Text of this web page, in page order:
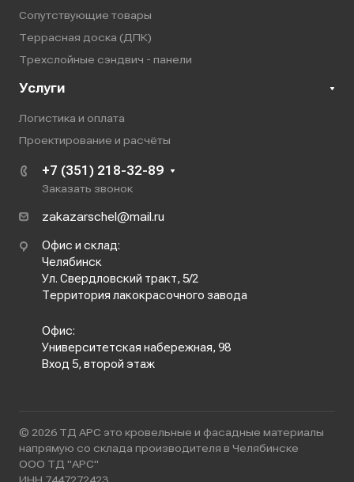
Сопутствующие товары
Террасная доска (ДПК)
Трехслойные сэндвич - панели
Услуги
Логистика и оплата
Проектирование и расчёты
+7 (351) 218-32-89
Заказать звонок
zakazarschel@mail.ru
Офис и склад:
Челябинск
Ул. Свердловский тракт, 5/2
Территория лакокрасочного завода
Офис:
Университетская набережная, 98
Вход 5, второй этаж
© 2026 ТД АРС это кровельные и фасадные материалы
напрямую со склада производителя в Челябинске
ООО ТД "АРС"